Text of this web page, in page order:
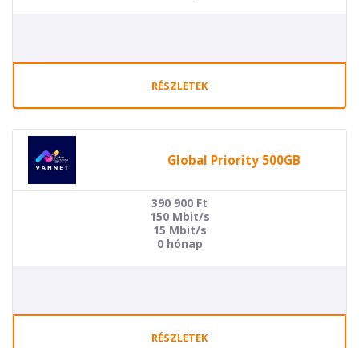
RÉSZLETEK
Global Priority 500GB
390 900 Ft
150 Mbit/s
15 Mbit/s
0 hónap
RÉSZLETEK